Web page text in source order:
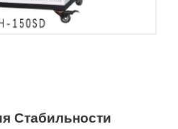
Стабильности